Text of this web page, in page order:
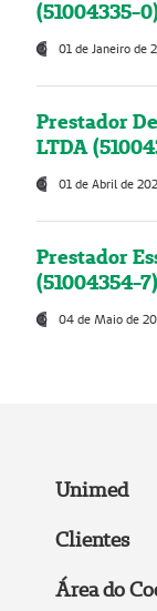
(51004335-
01 de Janeiro de
Prestador
LTDA
01 de Abril de
Prestador
(51004354-7)
04 de Maio de
Unimed
Clientes
Área do